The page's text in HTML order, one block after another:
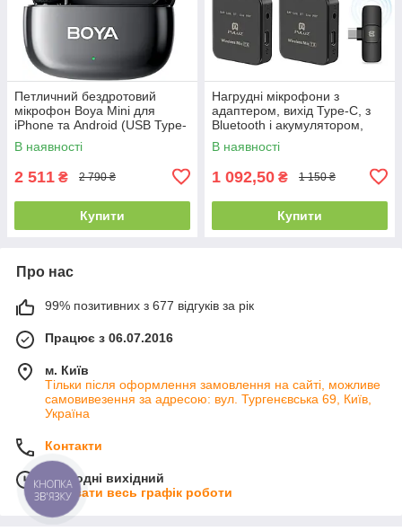
Петличний бездротовий
мікрофон Boya Mini для
iPhone та Android (USB Type-
C) BY-MINI-03
В наявності
2 511 ₴ 2 790 ₴
Купити
Нагрудні мікрофони з
адаптером, вихід Type-C, з
Bluetooth і акумулятором,
набір 2 шт РULUZ
В наявності
1 092,50 ₴ 1 150 ₴
Купити
Про нас
99% позитивних з 677 відгуків за рік
Працює з 06.07.2016
м. Київ
Тільки після оформлення замовлення на сайті, можливе
самовивезення за адресою: вул. Тургенєвська 69, Київ,
Україна
Контакти
Сьогодні вихідний
Показати весь графік роботи
КНОПКА
ЗВ'ЯЗКУ